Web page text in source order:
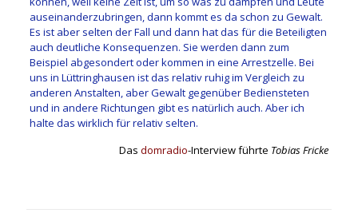
auseinanderzubringen, dann kommt es da schon zu Gewalt.
Es ist aber selten der Fall und dann hat das für die Beteiligten
auch deutliche Konsequenzen. Sie werden dann zum
Beispiel abgesondert oder kommen in eine Arrestzelle. Bei
uns in Lüttringhausen ist das relativ ruhig im Vergleich zu
anderen Anstalten, aber Gewalt gegenüber Bediensteten
und in andere Richtungen gibt es natürlich auch. Aber ich
halte das wirklich für relativ selten.
Dasdomradio-Interview führte Tobias Fricke